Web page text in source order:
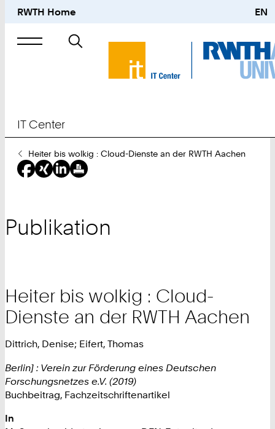
RWTH Home EN
Suche
nach
IT Center
Sie
sind
hier:
Heiter bis wolkig : Cloud-Dienste an der RWTH Aachen
Publikation
Heiter bis wolkig : Cloud-
Dienste an der RWTH Aachen
Dittrich, Denise; Eifert, Thomas
Berlin] : Verein zur Förderung eines Deutschen
Forschungsnetzes e.V. (2019)
Buchbeitrag, Fachzeitschriftenartikel
In